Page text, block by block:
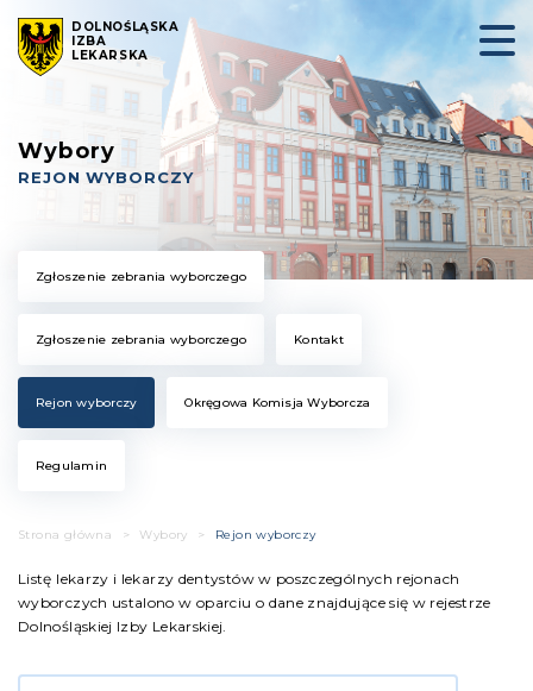
DOLNOŚLĄSKA
IZBA
LEKARSKA
Wybory
REJON WYBORCZY
Zgłoszenie zebrania wyborczego
Zgłoszenie zebrania wyborczego Kontakt
Rejon wyborczy Okręgowa Komisja Wyborcza
Regulamin
Strona główna > Wybory > Rejon wyborczy
Listę lekarzy i lekarzy dentystów w poszczególnych rejonach
wyborczych ustalono w oparciu o dane znajdujące się w rejestrze
Dolnośląskiej Izby Lekarskiej.